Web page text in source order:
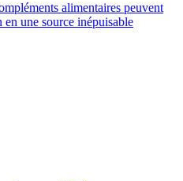
alimentaires peuvent
une source inépuisable